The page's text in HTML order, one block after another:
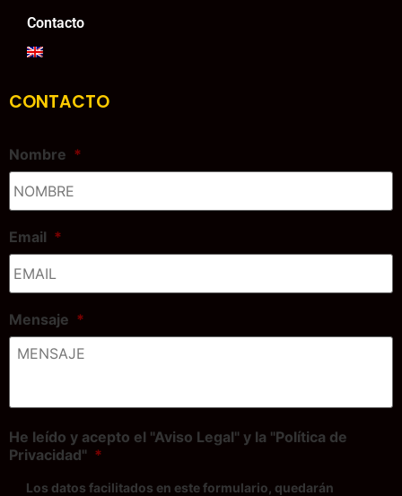
Contacto
CONTACTO
Nombre *
Email *
Mensaje *
He leído y acepto el "Aviso Legal" y la "Política de
Privacidad" *
Los datos facilitados en este formulario, quedarán